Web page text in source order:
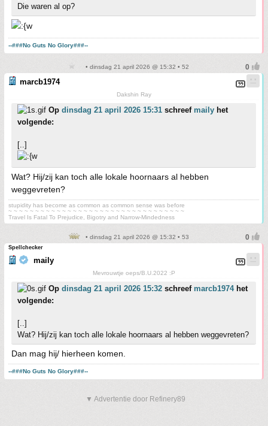
Die waren al op?
--###No Guts No Glory###--
• dinsdag 21 april 2026 @ 15:32 • 52
marcb1974
Dakshin Ray
Op dinsdag 21 april 2026 15:31 schreef maily het
volgende:
[..]
Wat? Hij/zij kan toch alle lokale hoornaars al hebben
weggevreten?
stupidity has become as common as common sense was before
~ ~ ~ ~ ~ ~ ~ ~ ~ ~ ~ ~ ~ ~ ~ ~ ~ ~ ~ ~ ~ ~ ~ ~ ~ ~ ~ ~ ~ ~ ~ ~ ~
Travel Is Fatal To Prejudice, Bigotry and Narrow-Mindedness
• dinsdag 21 april 2026 @ 15:32 • 53
Spellchecker
maily
Mevrouwtje oeps/B.U.2022 :P
Op dinsdag 21 april 2026 15:32 schreef marcb1974het
volgende:
[..]
Wat? Hij/zij kan toch alle lokale hoornaars al hebben weggevreten?
Dan mag hij/ hierheen komen.
--###No Guts No Glory###--
▼ Advertentie door Refinery89